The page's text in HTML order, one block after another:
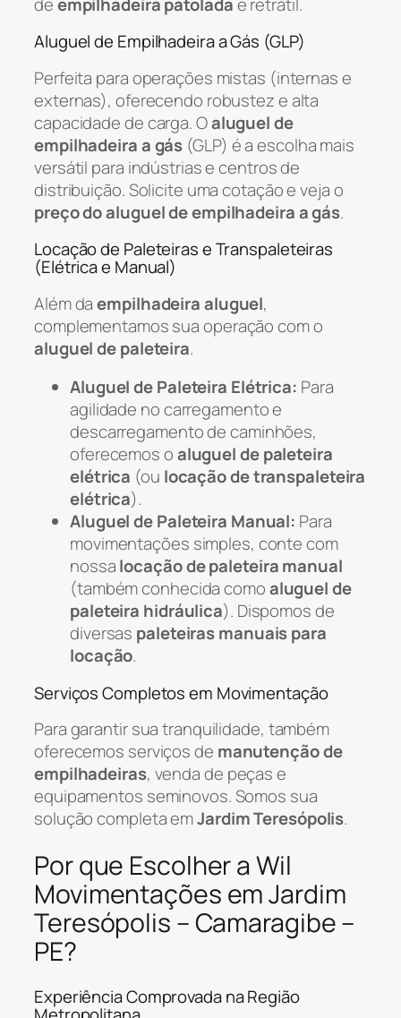
Aluguel de Empilhadeira a Gás (GLP)
Perfeita para operações mistas (internas e
externas), oferecendo robustez e alta
capacidade de carga. Oaluguel de
empilhadeira a gás (GLP) é a escolha mais
versátil para indústrias e centros de
distribuição. Solicite uma cotação e veja o
preço do aluguel de empilhadeira a gás.
Locação de Paleteiras e Transpaleteiras
(Elétrica e Manual)
Além daempilhadeira aluguel,
complementamos sua operação com o
aluguel de paleteira.
Aluguel de Paleteira Elétrica: Para
agilidade no carregamento e
descarregamento de caminhões,
oferecemos oaluguel de paleteira
elétrica (ou locação de transpaleteira
elétrica).
Aluguel de Paleteira Manual: Para
movimentações simples, conte com
nossalocação de paleteira manual
(também conhecida comoaluguel de
paleteira hidráulica). Dispomos de
diversas paleteiras manuais para
locação.
Serviços Completos em Movimentação
Para garantir sua tranquilidade, também
oferecemos serviços de manutenção de
empilhadeiras, venda de peças e
equipamentos seminovos. Somos sua
solução completa emJardim Teresópolis.
Por que Escolher a Wil
Movimentações em Jardim
Teresópolis – Camaragibe –
PE?
Experiência Comprovada na Região